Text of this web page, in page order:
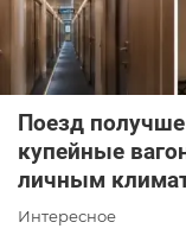
Поезд
купейные
личным
Интересное